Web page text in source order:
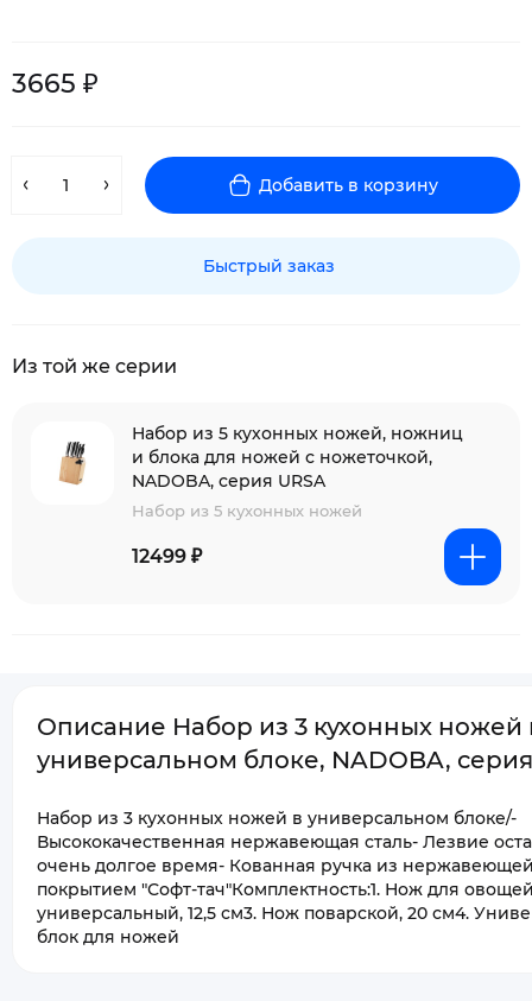
3665 ₽
Добавить в корзину
Быстрый заказ
Из той же серии
Набор из 5 кухонных ножей, ножниц
и блока для ножей с ножеточкой,
NADOBA, серия URSA
Набор из 5 кухонных ножей
12499 ₽
Описание Набор из 3 кухонных ножей
универсальном блоке, NADOBA,
Набор из 3 кухонных ножей в универсальном блоке/-
Высококачественная нержавеющая сталь- Лезвие
очень долгое время- Кованная ручка из
покрытием "Софт-тач"Комплектность:1. Нож для
универсальный, 12,5 см3. Нож поварской, 20 см4.
блок для ножей